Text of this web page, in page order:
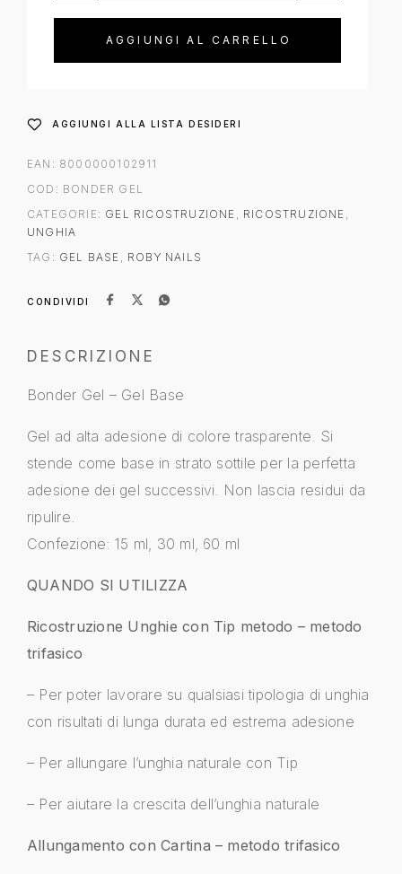
AGGIUNGI AL CARRELLO
AGGIUNGI ALLA LISTA DESIDERI
EAN: 8000000102911
COD: BONDER GEL
CATEGORIE: GEL RICOSTRUZIONE RICOSTRUZIONE
UNGHIA
TAG: GEL BASE ROBY NAILS
CONDIVIDI
DESCRIZIONE
Bonder Gel – Gel Base
Gel ad alta adesione di colore trasparente. Si
stende come base in strato sottile per la perfetta
adesione dei gel successivi. Non lascia residui da
ripulire.
Confezione: 15 ml, 30 ml, 60 ml
QUANDO SI UTILIZZA
Ricostruzione Unghie con Tip metodo – metodo
trifasico
– Per poter lavorare su qualsiasi tipologia di unghia
con risultati di lunga durata ed estrema adesione
– Per allungare l’unghia naturale con Tip
– Per aiutare la crescita dell’unghia naturale
Allungamento con Cartina – metodo trifasico